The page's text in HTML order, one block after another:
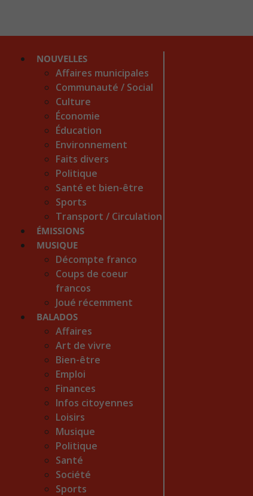
NOUVELLES
Affaires municipales
Communauté / Social
Culture
Économie
Éducation
Environnement
Faits divers
Politique
Santé et bien-être
Sports
Transport / Circulation
ÉMISSIONS
MUSIQUE
Décompte franco
Coups de coeur
francos
Joué récemment
BALADOS
Affaires
Art de vivre
Bien-être
Emploi
Finances
Infos citoyennes
Loisirs
Musique
Politique
Santé
Société
Sports